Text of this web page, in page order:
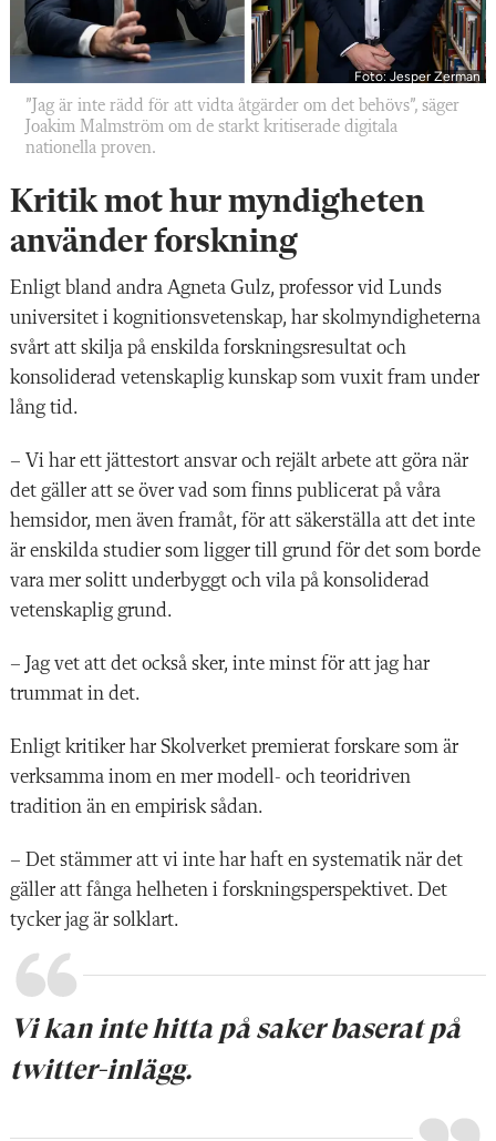
Foto: Jesper Zerman
”Jag är inte rädd för att vidta åtgärder om det behövs”, säger
Joakim Malmström om de starkt kritiserade digitala
nationella proven.
Kritik mot hur myndigheten
använder forskning
Enligt bland andra Agneta Gulz, professor vid Lunds
universitet i kognitionsvetenskap, har skolmyndigheterna
svårt att skilja på enskilda forskningsresultat och
konsoliderad vetenskaplig kunskap som vuxit fram under
lång tid.
– Vi har ett jättestort ansvar och rejält arbete att göra när
det gäller att se över vad som finns publicerat på våra
hemsidor, men även framåt, för att säkerställa att det inte
är enskilda studier som ligger till grund för det som borde
vara mer solitt underbyggt och vila på konsoliderad
vetenskaplig grund.
– Jag vet att det också sker, inte minst för att jag har
trummat in det.
Enligt kritiker har Skolverket premierat forskare som är
verksamma inom en mer modell- och teoridriven
tradition än en empirisk sådan.
– Det stämmer att vi inte har haft en systematik när det
gäller att fånga helheten i forskningsperspektivet. Det
tycker jag är solklart.
Vi kan inte hitta på saker baserat på
twitter-inlägg.